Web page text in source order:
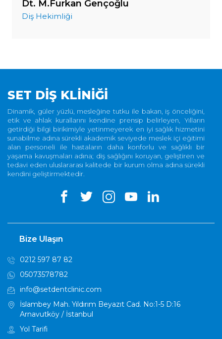
Dt. M.Furkan Gençoğlu
Diş Hekimliği
SET DİŞ KLİNİĞİ
Dinamik, güler yüzlü, mesleğine tutku ile bakan, iş önceliğini,
etik ve ahlak kurallarını kendine prensip belirleyen, Yılların
getirdiği bilgi birikimiyle yetinmeyerek en iyi sağlık hizmetini
sunabilme adına sürekli akademik seviyede meslek içi eğitimi
alan personeli ile hastaların daha konforlu ve sağlıklı bir
yaşama kavuşmaları adına; diş sağlığını koruyan, geliştiren ve
tedavi eden uluslararası kalitede bir kurum olma adına sürekli
kendini geliştirmektedir.
Bize Ulaşın
0212 597 87 82
05073578782
info@setdentclinic.com
İslambey Mah. Yıldırım Beyazıt Cad. No:1-5 D:16
Arnavutköy / İstanbul
Yol Tarifi